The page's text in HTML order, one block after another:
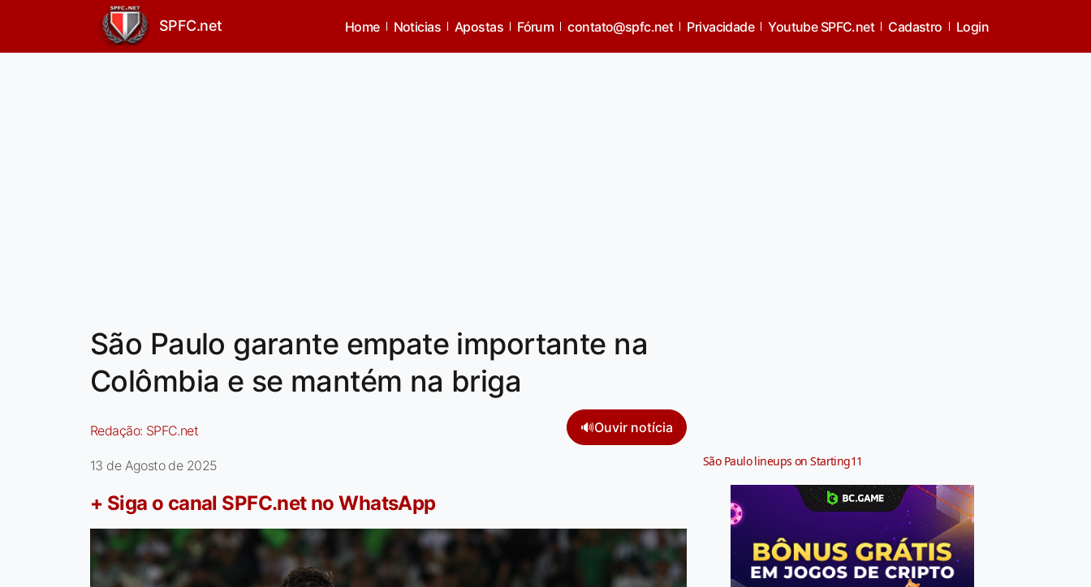
SPFC.net Home Noticias Apostas Fórum contato@spfc.net Privacidade Youtube SPFC.net Cadastro Login
São Paulo garante empate importante na
Colômbia e se mantém na briga
Redação: SPFC.net 🔊Ouvir notícia
13 de Agosto de 2025
+ Siga o canal SPFC.net no WhatsApp
São Paulo lineups on Starting11